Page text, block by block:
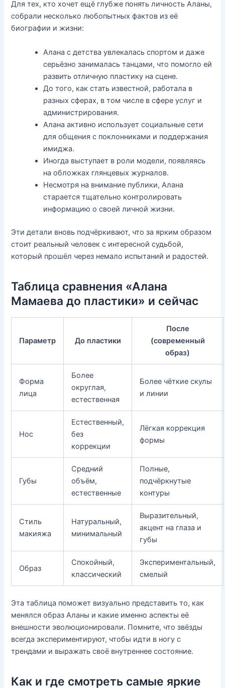
Для тех, кто хочет ещё глубже понять личность Аланы,
собрали несколько любопытных фактов из её
биографии и жизни:
Алана с детства увлекалась спортом и даже
серьёзно занималась танцами, что помогло ей
развить отличную пластику на сцене.
До того, как стать известной, работала в
разных сферах, в том числе в сфере услуг и
администрирования.
Алана активно использует социальные сети
для общения с поклонниками и поддержания
имиджа.
Иногда выступает в роли модели, появляясь
на обложках глянцевых журналов.
Несмотря на внимание публики, Алана
старается тщательно контролировать
информацию о своей личной жизни.
Эти детали вновь подчёркивают, что за ярким образом
стоит реальный человек с интересной судьбой,
который прошёл через немало испытаний и радостей.
Таблица сравнения «Алана
Мамаева до пластики» и сейчас
Параметр До пластики
После
(современный
образ)
Форма
лица
Более
округлая,
естественная
Более чёткие скулы
и линии
Нос
Естественный,
без
коррекции
Лёгкая коррекция
формы
Губы
Средний
объём,
естественные
Полные,
подчёркнутые
контуры
Стиль
макияжа
Натуральный,
минимальный
Выразительный,
акцент на глаза и
губы
Образ
Спокойный,
классический
Экспериментальный,
смелый
Эта таблица поможет визуально представить то, как
менялся образ Аланы и какие именно аспекты её
внешности эволюционировали. Помните, что звёзды
всегда экспериментируют, чтобы идти в ногу с
трендами и выражать своё внутреннее состояние.
Как и где смотреть самые яркие